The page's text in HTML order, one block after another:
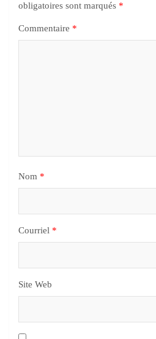
obligatoires sont marqués *
Commentaire *
Nom *
Courriel *
Site Web